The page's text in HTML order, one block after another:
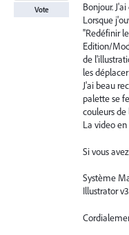
Bonjour.
Lorsque
''Redéfinir
Edition/
de
les
J'ai beau
palette se
couleurs
La video
Si vous
Système
Illustrator
Vote